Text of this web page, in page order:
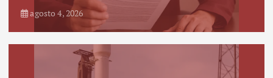
agosto 4, 2026